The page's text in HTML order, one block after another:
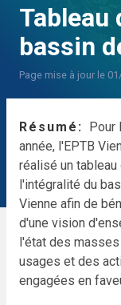
Tableau
bassin
Page mise à jour le
Résumé
Pour
année, l'EPTB
réalisé un
l'intégralité du
Vienne afin de
d'une vision
l'état des masses
usages et des
engagées en